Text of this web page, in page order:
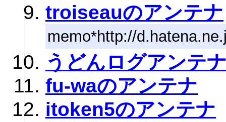
troiseauのアンテナ
memo*http://
うどんログアンテ
fu-waのアンテナ
itoken5のアンテナ